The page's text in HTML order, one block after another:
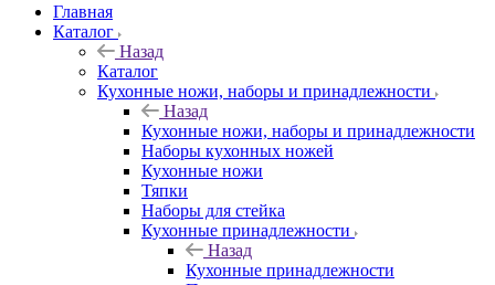
Главная
Каталог
Назад
Каталог
Кухонные ножи, наборы и принадлежности
Назад
Кухонные ножи, наборы и принадлежности
Наборы кухонных ножей
Кухонные ножи
Тяпки
Наборы для стейка
Кухонные принадлежности
Назад
Кухонные принадлежности